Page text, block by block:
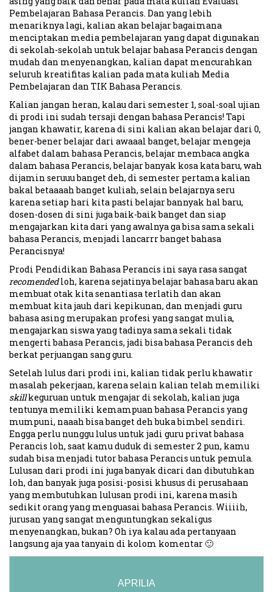
Pembelajaran Bahasa Perancis. Dan yang lebih
menariknya lagi, kalian akan belajar bagaimana
menciptakan media pembelajaran yang dapat digunakan
di sekolah-sekolah untuk belajar bahasa Perancis dengan
mudah dan menyenangkan, kalian dapat mencurahkan
seluruh kreatifitas kalian pada mata kuliah Media
Pembelajaran dan TIK Bahasa Perancis.
Kalian jangan heran, kalau dari semester 1, soal-soal ujian
di prodi ini sudah tersaji dengan bahasa Perancis! Tapi
jangan khawatir, karena di sini kalian akan belajar dari 0,
bener-bener belajar dari awaaal banget, belajar mengeja
alfabet dalam bahasa Perancis, belajar membaca angka
dalam bahasa Perancis, belajar banyak kosa kata baru, wah
dijamin seruuu banget deh, di semester pertama kalian
bakal betaaaah banget kuliah, selain belajarnya seru
karena setiap hari kita pasti belajar bannyak hal baru,
dosen-dosen di sini juga baik-baik banget dan siap
mengajarkan kita dari yang awalnya ga bisa sama sekali
bahasa Perancis, menjadi lancarrr banget bahasa
Perancisnya!
Prodi Pendidikan Bahasa Perancis ini saya rasa sangat
recomendedloh, karena sejatinya belajar bahasa baru akan
membuat otak kita senantiasa terlatih dan akan
membuat kita jauh dari kepikunan, dan menjadi guru
bahasa asing merupakan profesi yang sangat mulia,
mengajarkan siswa yang tadinya sama sekali tidak
mengerti bahasa Perancis, jadi bisa bahasa Perancis deh
berkat perjuangan sang guru.
Setelah lulus dari prodi ini, kalian tidak perlu khawatir
masalah pekerjaan, karena selain kalian telah memiliki
skillkeguruan untuk mengajar di sekolah, kalian juga
tentunya memiliki kemampuan bahasa Perancis yang
mumpuni, naaah bisa banget deh buka bimbel sendiri.
Engga perlu nunggu lulus untuk jadi guru privat bahasa
Perancis loh, saat kamu duduk di semester 2 pun, kamu
sudah bisa menjadi tutor bahasa Perancis untuk pemula.
Lulusan dari prodi ini juga banyak dicari dan dibutuhkan
loh, dan banyak juga posisi-posisi khusus di perusahaan
yang membutuhkan lulusan prodi ini, karena masih
sedikit orang yang menguasai bahasa Perancis. Wiiiih,
jurusan yang sangat menguntungkan sekaligus
menyenangkan, bukan? Oh iya kalau ada pertanyaan
langsung aja yaa tanyain di kolom komentar 🙂
APRILIA